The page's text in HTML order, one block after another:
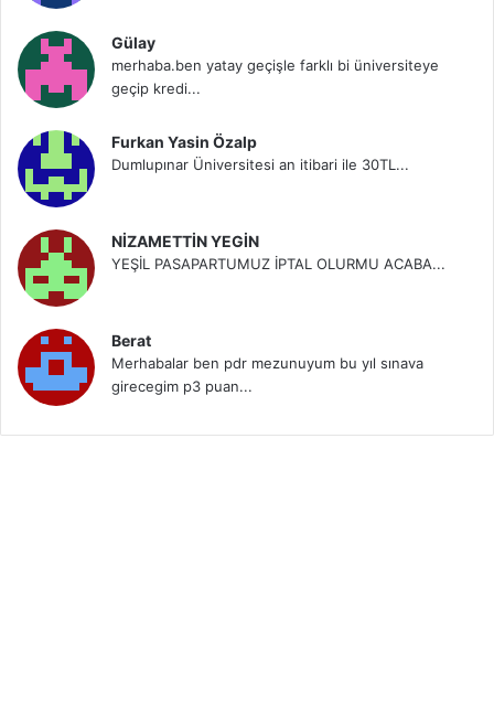
Gülay
merhaba.ben yatay geçişle farklı bi üniversiteye
geçip kredi...
Furkan Yasin Özalp
Dumlupınar Üniversitesi an itibari ile 30TL...
NİZAMETTİN YEGİN
YEŞİL PASAPARTUMUZ İPTAL OLURMU ACABA...
Berat
Merhabalar ben pdr mezunuyum bu yıl sınava
girecegim p3 puan...